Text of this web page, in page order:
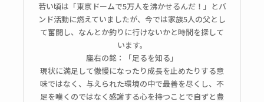
若い頃は「東京ドームで5万人を沸かせるんだ！」とバ
ンド活動に燃えていましたが、今では家族5人の父とし
て奮闘し、なんとか釣りに行けないかと時間を探して
います。
座右の銘：「足るを知る」
現状に満足して傲慢になったり成長を止めたりする意
味ではなく、与えられた環境の中で最善を尽くし、不
足を嘆くのではなく感謝する心を持つことで自ずと豊